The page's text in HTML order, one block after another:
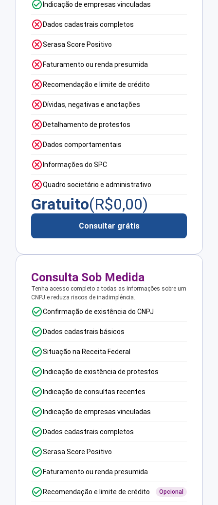
Indicação de empresas vinculadas
Dados cadastrais completos
Serasa Score Positivo
Faturamento ou renda presumida
Recomendação e limite de crédito
Dívidas, negativas e anotações
Detalhamento de protestos
Dados comportamentais
Informações do SPC
Quadro societário e administrativo
Gratuito(R$0,00)
Consultar grátis
Consulta Sob Medida
Tenha acesso completo a todas as informações sobre um
CNPJ e reduza riscos de inadimplência.
Confirmação de existência do CNPJ
Dados cadastrais básicos
Situação na Receita Federal
Indicação de existência de protestos
Indicação de consultas recentes
Indicação de empresas vinculadas
Dados cadastrais completos
Serasa Score Positivo
Faturamento ou renda presumida
Recomendação e limite de crédito Opcional